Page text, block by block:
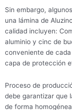
Sin embargo,
una lámina de
calidad incluyen:
aluminio y cinc de
conveniente de
capa de protección
Proceso de
debe garantizar que
de forma